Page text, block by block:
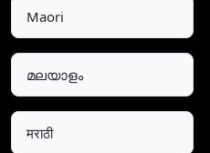
Maori
മലയാളം
मराठी